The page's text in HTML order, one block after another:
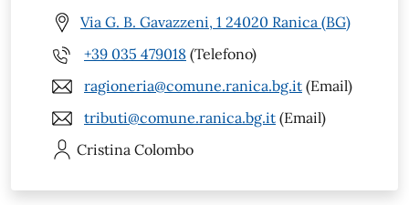
Via G. B. Gavazzeni, 1 24020 Ranica (BG)
+39 035 479018 (Telefono)
ragioneria@comune.ranica.bg.it (Email)
tributi@comune.ranica.bg.it (Email)
Cristina Colombo